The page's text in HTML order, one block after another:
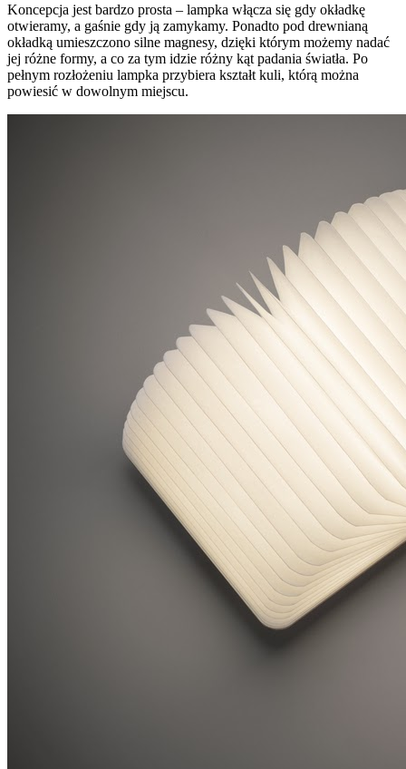
Koncepcja jest bardzo prosta – lampka włącza się gdy okładkę
otwieramy, a gaśnie gdy ją zamykamy. Ponadto pod drewnianą
okładką umieszczono silne magnesy, dzięki którym możemy nadać
jej różne formy, a co za tym idzie różny kąt padania światła. Po
pełnym rozłożeniu lampka przybiera kształt kuli, którą można
powiesić w dowolnym miejscu.